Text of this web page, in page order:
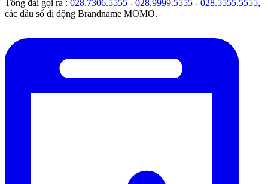
Tổng đài gọi ra : 028.7306.5555 - 028.9999.5555 - 028.5555.5555,
các đầu số di động Brandname MOMO.